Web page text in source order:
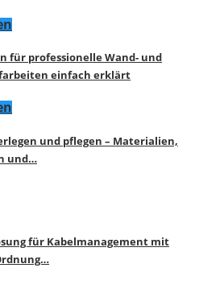
für professionelle Wand- und
einfach erklärt
und pflegen – Materialien,
und…
für Kabelmanagement mit